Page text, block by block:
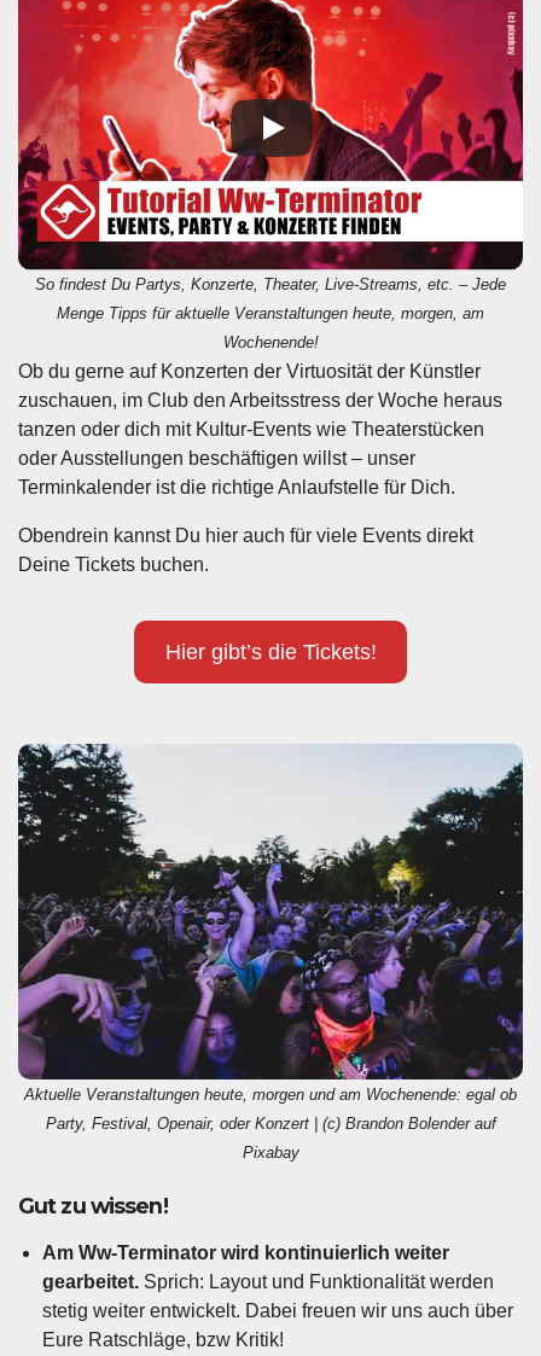
So findest Du Partys, Konzerte, Theater, Live-Streams, etc. – Jede
Menge Tipps für aktuelle Veranstaltungen heute, morgen, am
Wochenende!
Ob du gerne auf Konzerten der Virtuosität der Künstler
zuschauen, im Club den Arbeitsstress der Woche heraus
tanzen oder dich mit Kultur-Events wie Theaterstücken
oder Ausstellungen beschäftigen willst – unser
Terminkalender ist die richtige Anlaufstelle für Dich.
Obendrein kannst Du hier auch für viele Events direkt
Deine Tickets buchen.
Hier gibt’s die Tickets!
Aktuelle Veranstaltungen heute, morgen und am Wochenende: egal ob
Party, Festival, Openair, oder Konzert | (c) Brandon Bolender auf
Pixabay
Gut zu wissen!
Am Ww-Terminator wird kontinuierlich weiter
gearbeitet. Sprich: Layout und Funktionalität werden
stetig weiter entwickelt. Dabei freuen wir uns auch über
Eure Ratschläge, bzw Kritik!